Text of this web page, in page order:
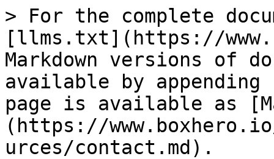
> For the complete
[llms.txt](https://
Markdown versions of
available by
page is available as
(https://
urces/contact.md).